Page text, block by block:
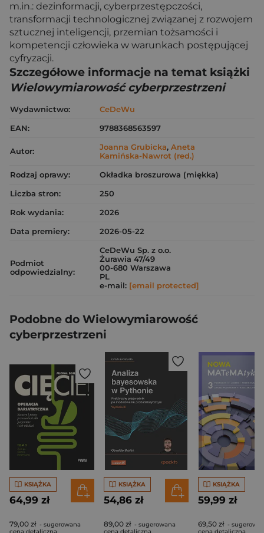
m.in.: dezinformacji, cyberprzestępczości,
transformacji technologicznej związanej z rozwojem
sztucznej inteligencji, przemian tożsamości i
kompetencji człowieka w warunkach postępującej
cyfryzacji.
Szczegółowe informacje na temat książki
Wielowymiarowość cyberprzestrzeni
Wydawnictwo:
CeDeWu
EAN:
9788368563597
Autor: Joanna Grubicka, Aneta
Kamińska-Nawrot (red.)
Rodzaj oprawy:
Okładka broszurowa (miękka)
Liczba stron:
250
Rok wydania:
2026
Data premiery:
2026-05-22
Podmiot
odpowiedzialny:
CeDeWu Sp. z o.o.
Żurawia 47/49
00-680 Warszawa
PL
e-mail: [email protected]
Podobne do Wielowymiarowość
cyberprzestrzeni
KSIĄŻKA
64,99 zł
79,00 zł - sugerowana
KSIĄŻKA
54,86 zł
89,00 zł - sugerowana
KSIĄŻKA
59,99 zł
69,50 zł -